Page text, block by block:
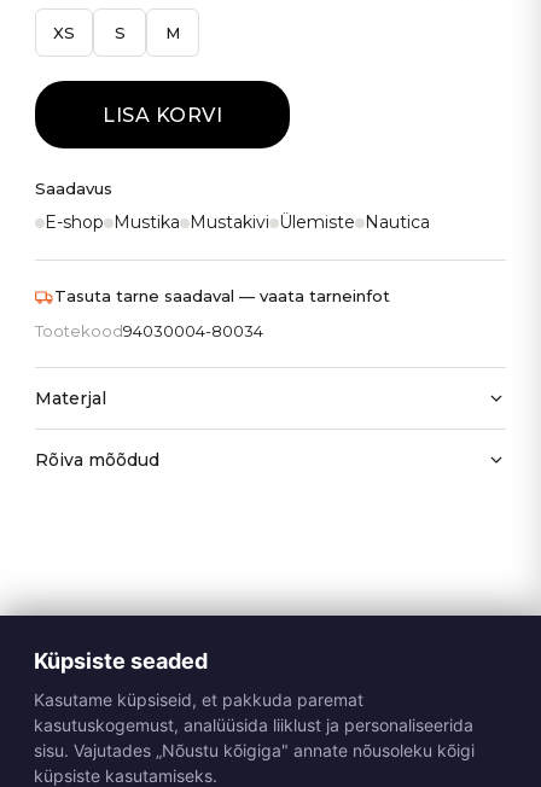
XS S M
LISA KORVI
Saadavus
E-shop Mustika Mustakivi Ülemiste Nautica
Tasuta tarne saadaval — vaata tarneinfot
Tootekood94030004-80034
Materjal
Rõiva mõõdud
Küpsiste seaded
Kasutame küpsiseid, et pakkuda paremat
kasutuskogemust, analüüsida liiklust ja personaliseerida
sisu. Vajutades „Nõustu kõigiga" annate nõusoleku kõigi
küpsiste kasutamiseks.